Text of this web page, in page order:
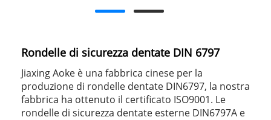
Rondelle di sicurezza dentate DIN 6797
Jiaxing Aoke è una fabbrica cinese per la
produzione di rondelle dentate DIN6797, la nostra
fabbrica ha ottenuto il certificato ISO9001. Le
rondelle di sicurezza dentate esterne DIN6797A e